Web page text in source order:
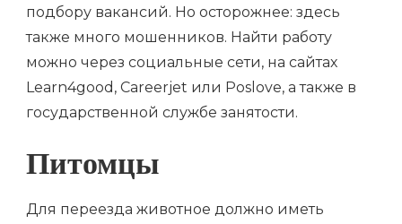
подбору вакансий. Но осторожнее: здесь
также много мошенников. Найти работу
можно через социальные сети, на сайтах
Learn4good, Careerjet или Poslove, а также в
государственной службе занятости.
Питомцы
Для переезда животное должно иметь